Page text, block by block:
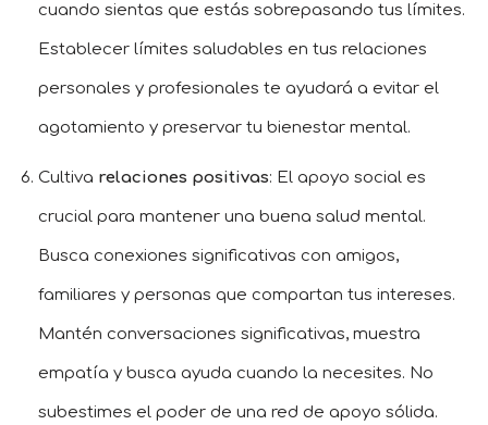
cuando sientas que estás sobrepasando tus límites.
Establecer límites saludables en tus relaciones
personales y profesionales te ayudará a evitar el
agotamiento y preservar tu bienestar mental.
Cultiva relaciones positivas: El apoyo social es
crucial para mantener una buena salud mental.
Busca conexiones significativas con amigos,
familiares y personas que compartan tus intereses.
Mantén conversaciones significativas, muestra
empatía y busca ayuda cuando la necesites. No
subestimes el poder de una red de apoyo sólida.